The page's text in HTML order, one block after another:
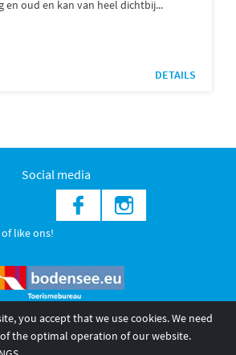
en oud en kan van heel dichtbij...
DETAILS
Social media
of like ons!
Tourismus GmbH
you accept that we use cookies. We need
the optimal operation of our website.